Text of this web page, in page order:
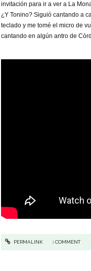
invitación para ir a ver a La
¿Y Tonino? Siguió cantando a
teclado y me tomé el micro de
cantando en algún antro de
PERMALINK 1 COMMENT